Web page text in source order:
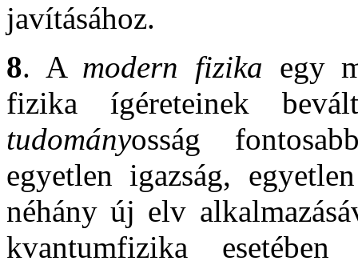
javításához.
8. A modern fizika egy
fizika ígéreteinek
tudományosság
egyetlen igazság,
néhány új elv
kvantumfizika